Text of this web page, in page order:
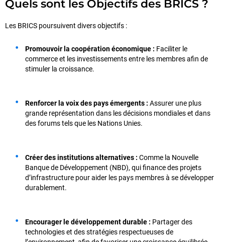
Quels sont les Objectifs des BRICS ?
Les BRICS poursuivent divers objectifs :
Promouvoir la coopération économique : Faciliter le
commerce et les investissements entre les membres afin de
stimuler la croissance.
Renforcer la voix des pays émergents : Assurer une plus
grande représentation dans les décisions mondiales et dans
des forums tels que les Nations Unies.
Créer des institutions alternatives : Comme la Nouvelle
Banque de Développement (NBD), qui finance des projets
d’infrastructure pour aider les pays membres à se développer
durablement.
Encourager le développement durable : Partager des
technologies et des stratégies respectueuses de